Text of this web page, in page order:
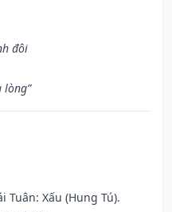
đôi
lòng”
Tuân: Xấu (Hung Tú).